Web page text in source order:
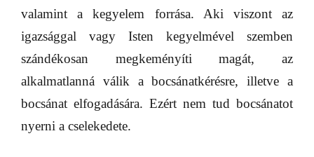
valamint a kegyelem forrása. Aki viszont az
igazsággal vagy Isten kegyelmével szemben
szándékosan megkeményíti magát, az
alkalmatlanná válik a bocsánatkérésre, illetve a
bocsánat elfogadására. Ezért nem tud bocsánatot
nyerni a cselekedete.